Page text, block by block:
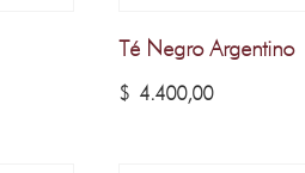
Té Negro Argentino
$4.400,00